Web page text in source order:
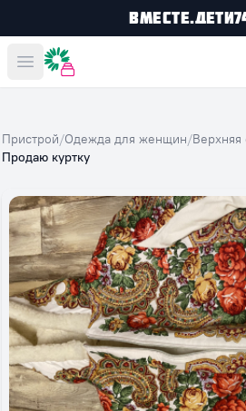
Вместе дешевле
Пристрой/Одежда для женщин/
Продаю куртку